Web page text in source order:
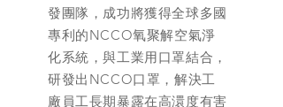
發團隊，成功將獲得全球多國
專利的NCCO氧聚解空氣淨
化系統，與工業用口罩結合，
研發出NCCO口罩，解決工
廠員工長期暴露在高澴度有害